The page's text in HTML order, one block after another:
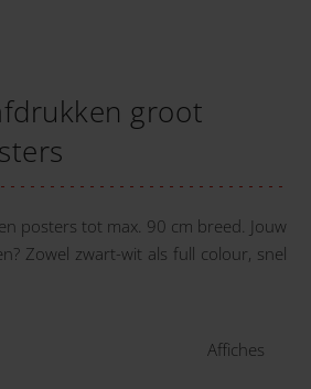
groot
posters tot max. 90 cm breed. Jouw
Zowel zwart-wit als full colour, snel
Affiches